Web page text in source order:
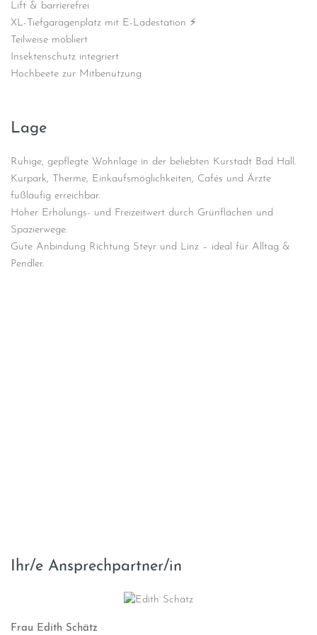
Lift & barrierefrei
XL-Tiefgaragenplatz mit E-Ladestation ⚡
Teilweise möbliert
Insektenschutz integriert
Hochbeete zur Mitbenutzung
Lage
Ruhige, gepflegte Wohnlage in der beliebten Kurstadt Bad Hall.
Kurpark, Therme, Einkaufsmöglichkeiten, Cafés und Ärzte
fußläufig erreichbar.
Hoher Erholungs- und Freizeitwert durch Grünflächen und
Spazierwege.
Gute Anbindung Richtung Steyr und Linz – ideal für Alltag &
Pendler.
Ihr/e Ansprechpartner/in
Frau Edith Schätz